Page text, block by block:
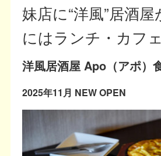
妹店に“洋風”居酒
にはランチ・カフ
洋風居酒屋 Apo（アポ）
2025年11月 NEW OPEN